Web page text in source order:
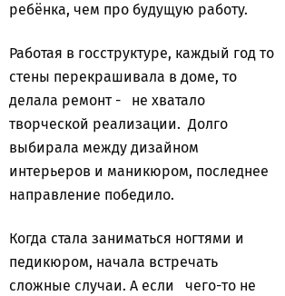
ребёнка, чем про будущую работу.
Работая в госструктуре, каждый год то
стены перекрашивала в доме, то
делала ремонт - не хватало
творческой реализации. Долго
выбирала между дизайном
интерьеров и маникюром, последнее
направление победило.
Когда стала заниматься ногтями и
педикюром, начала встречать
сложные случаи. А если чего-то не